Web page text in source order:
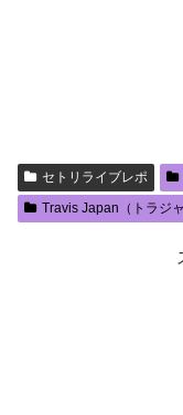
セトリライブレポ
Travis Japan（トラジャ